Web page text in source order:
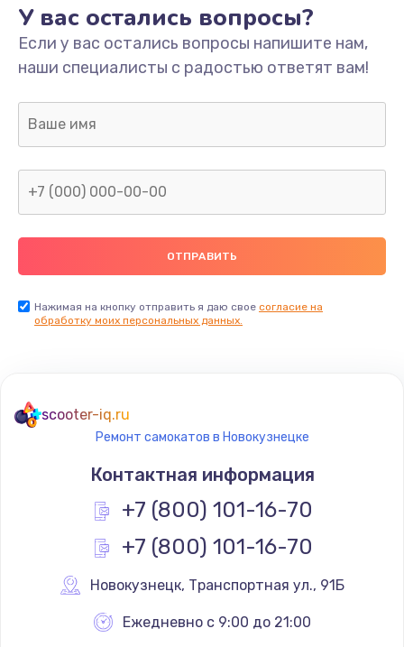
У вас остались вопросы?
Если у вас остались вопросы напишите нам,
наши специалисты с радостью ответят вам!
Нажимая на кнопку отправить я даю свое согласие на
обработку моих персональных данных.
scooter-iq.ru
Ремонт самокатов в Новокузнецке
Контактная информация
+7 (800) 101-16-70
+7 (800) 101-16-70
Новокузнецк, Транспортная ул., 91Б
Ежедневно с 9:00 до 21:00